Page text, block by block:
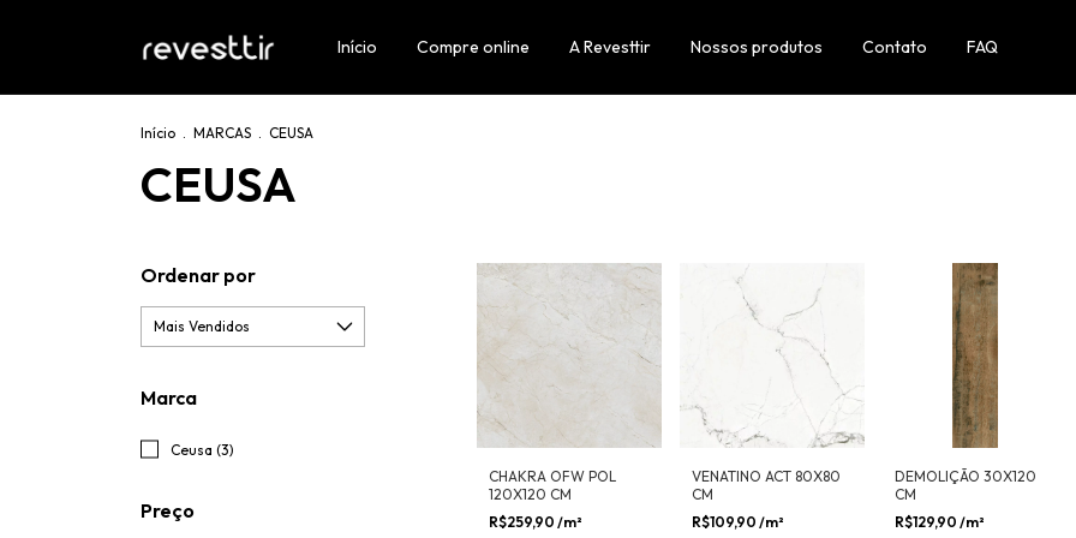
Início Compre online A Revesttir Nossos produtos Contato FAQ
Início . MARCAS . CEUSA
CEUSA
Ordenar por
Marca
Ceusa (3)
Preço
CHAKRA OFW POL
120X120 CM
R$259,90 /m²
VENATINO ACT 80X80
CM
R$109,90 /m²
DEMOLIÇÃO 30X120
CM
R$129,90 /m²